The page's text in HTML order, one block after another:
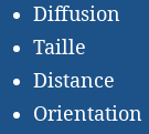
Diffusion
Taille
Distance
Orientation